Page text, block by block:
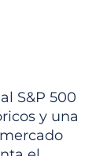
S&P 500
y una